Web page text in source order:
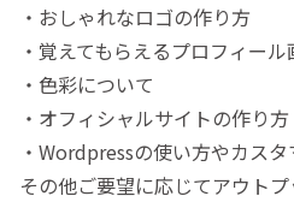
・おしゃれなロゴの作り方
・覚えてもらえるプロフィー
・色彩について
・オフィシャルサイトの作り方
・Wordpressの使い方やカス
その他ご要望に応じてアウト